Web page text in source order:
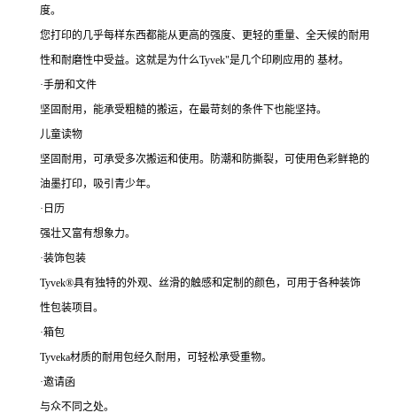
度。
您打印的几乎每样东西都能从更高的强度、更轻的重量、全天候的耐用
性和耐磨性中受益。这就是为什么Tyvek"是几个印刷应用的 基材。
·手册和文件
坚固耐用，能承受粗糙的搬运，在最苛刻的条件下也能坚持。
儿童读物
坚固耐用，可承受多次搬运和使用。防潮和防撕裂，可使用色彩鲜艳的
油墨打印，吸引青少年。
·日历
强壮又富有想象力。
·装饰包装
Tyvek®具有独特的外观、丝滑的触感和定制的颜色，可用于各种装饰
性包装项目。
·箱包
Tyveka材质的耐用包经久耐用，可轻松承受重物。
·邀请函
与众不同之处。